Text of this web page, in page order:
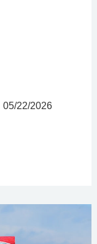
05/22/2026